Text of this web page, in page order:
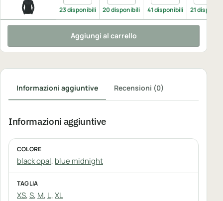
23 disponibili 20 disponibili 41 disponibili 21
Aggiungi al carrello
Informazioni aggiuntive Recensioni (0)
Informazioni aggiuntive
COLORE
black opal, blue midnight
TAGLIA
XS,S, M, L,XL